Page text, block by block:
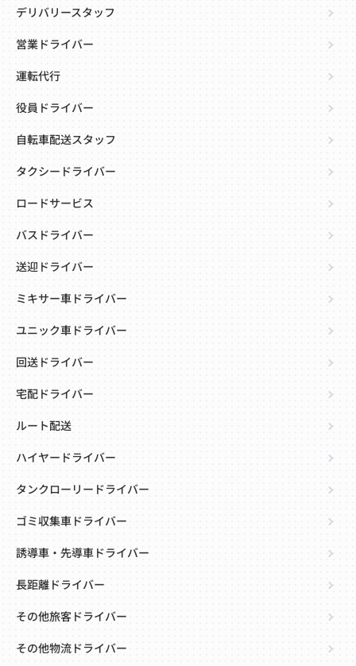
デリバリースタッフ
営業ドライバー
運転代行
役員ドライバー
自転車配送スタッフ
タクシードライバー
ロードサービス
バスドライバー
送迎ドライバー
ミキサー車ドライバー
ユニック車ドライバー
回送ドライバー
宅配ドライバー
ルート配送
ハイヤードライバー
タンクローリードライバー
ゴミ収集車ドライバー
誘導車・先導車ドライバー
長距離ドライバー
その他旅客ドライバー
その他物流ドライバー